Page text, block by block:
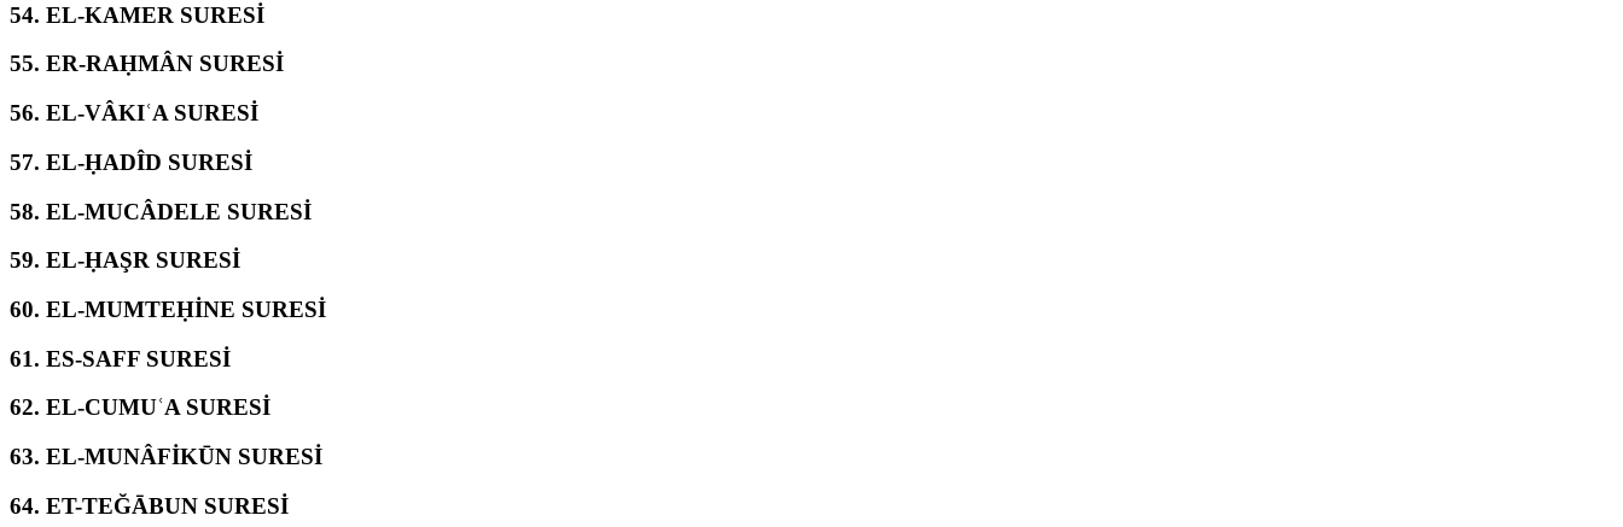
54. EL-KAMER SURESİ
55. ER-RAḤMÂN SURESİ
56. EL-VÂKIʿA SURESİ
57. EL-ḤADÎD SURESİ
58. EL-MUCÂDELE SURESİ
59. EL-ḤAŞR SURESİ
60. EL-MUMTEḤİNE SURESİ
61. ES-SAFF SURESİ
62. EL-CUMUʿA SURESİ
63. EL-MUNÂFİKŪN SURESİ
64. ET-TEĞĀBUN SURESİ